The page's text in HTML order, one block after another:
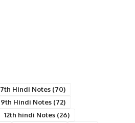
7th Hindi Notes(70)
9th Hindi Notes(72)
12th hindi Notes(26)